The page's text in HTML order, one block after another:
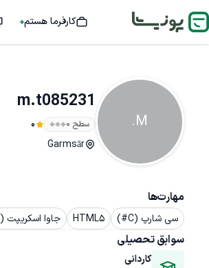
کارفرما هستم
M.
m.t085231
سطح ۰ 0
Garmsār
مهارت‌ها
سی شارپ (C#) HTML5 جاوا اسکریپت (JavaScript)
سوابق تحصیلی
کاردانی